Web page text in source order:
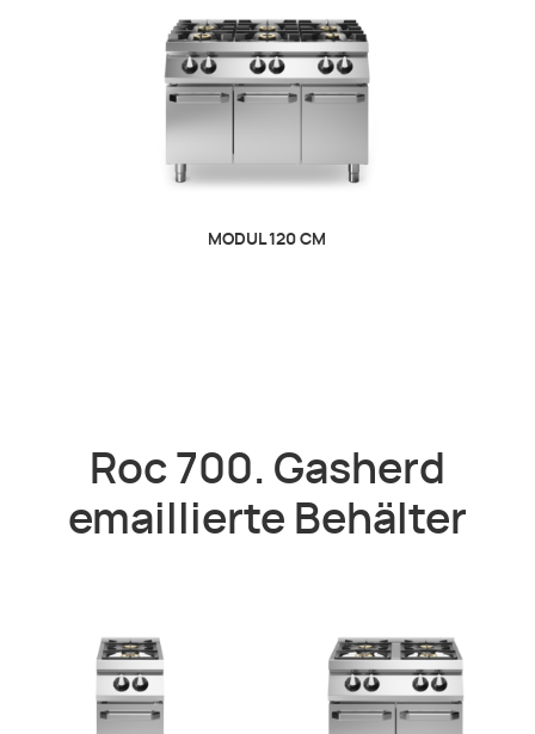
MODUL 120 CM
Roc 700. Gasherd
emaillierte Behälter